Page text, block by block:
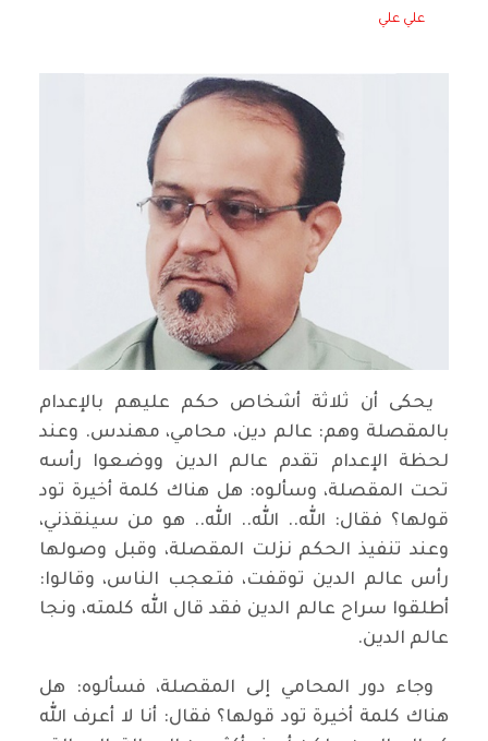
علي علي
يحكى أن ثلاثة أشخاص حكم عليهم بالإعدام
بالمقصلة وهم: عالم دين، محامي، مهندس. وعند
لحظة الإعدام تقدم عالم الدين ووضعوا رأسه
تحت المقصلة، وسألوه: هل هناك كلمة أخيرة تود
قولها؟ فقال: الله.. الله.. الله.. هو من سينقذني،
وعند تنفيذ الحكم نزلت المقصلة، وقبل وصولها
رأس عالم الدين توقفت، فتعجب الناس، وقالوا:
أطلقوا سراح عالم الدين فقد قال الله كلمته، ونجا
عالم الدين.
وجاء دور المحامي إلى المقصلة، فسألوه: هل
هناك كلمة أخيرة تود قولها؟ فقال: أنا لا أعرف الله